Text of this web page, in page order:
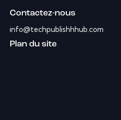
Contactez-nous
info@techpublishhhub.com
Plan du site